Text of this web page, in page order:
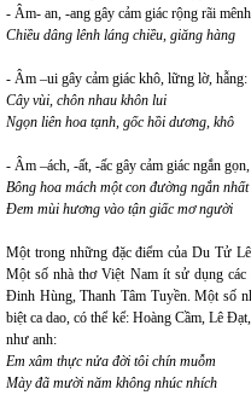
- Âm- an, -ang gây cảm giác rộng rãi
Chiều dâng lênh láng chiều, giăng hàng
- Âm –ui gây cảm giác khô, lững lờ, hẫng:
Cây vùi, chôn nhau khôn lui
Ngọn liên hoa tạnh, gốc hồi dương, khô
- Âm –ách, -ất, -ấc gây cảm giác ngắn
Bông hoa mách một con đường ngắn nhất
Đem mùi hương vào tận giấc mơ người
Một trong những đặc điểm của Du Tử
Một số nhà thơ Việt Nam ít sử dụng
Đinh Hùng, Thanh Tâm Tuyền. Một số
biệt ca dao, có thể kể: Hoàng Cầm, Lê
như anh:
Em xâm thực nửa đời tôi chín muỗm
Mày đã mười năm không nhúc nhích